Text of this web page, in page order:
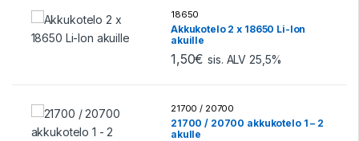
18650
Akkukotelo 2 x 18650 Li-Ion
akuille
1,50€ sis. ALV 25,5%
Tällä tuotteella on useampi
21700 / 20700
21700 / 20700 akkukotelo 1 – 2
akulle